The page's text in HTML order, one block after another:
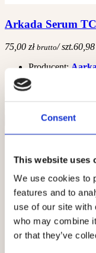
Consent
This website uses
We use cookies to
features and to
use of our site with
who may combine
or that they’ve
Arkada Serum
75,00 zł brutto/ szt.60,98
Producent:
Dostępność:
zobacz szczegóły